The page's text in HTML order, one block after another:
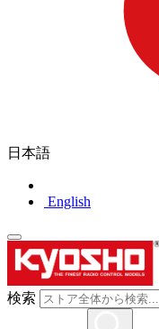
日本語
English
検索